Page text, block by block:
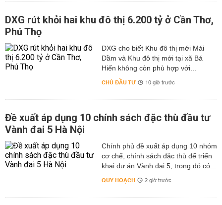
DXG rút khỏi hai khu đô thị 6.200 tỷ ở Cần Thơ,
Phú Thọ
DXG cho biết Khu đô thị mới Mái
Dầm và Khu đô thị mới tại xã Bá
Hiến không còn phù hợp với...
CHỦ ĐẦU TƯ 10 giờ trước
Đề xuất áp dụng 10 chính sách đặc thù đầu tư
Vành đai 5 Hà Nội
Chính phủ đề xuất áp dụng 10 nhóm
cơ chế, chính sách đặc thù để triển
khai dự án Vành đai 5, trong đó có...
QUY HOẠCH 2 giờ trước